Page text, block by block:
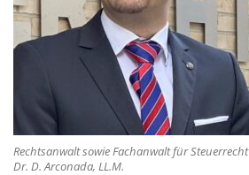
Rechtsanwalt sowie Fachanwalt für Steuerrecht
Dr. D. Arconada, LL.M.